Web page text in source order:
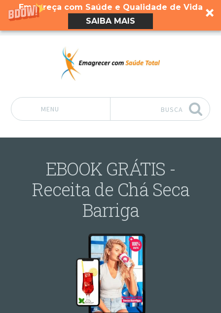
Emagreça com Saúde e Qualidade de Vida
SAIBA MAIS
MENU BUSCA
EBOOK GRÁTIS -
Receita de Chá Seca
Barriga